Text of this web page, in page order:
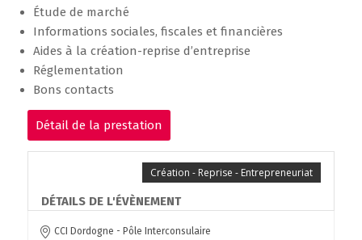
Étude de marché
Informations sociales, fiscales et financières
Aides à la création-reprise d’entreprise
Réglementation
Bons contacts
Détail de la prestation
Création - Reprise - Entrepreneuriat
DÉTAILS DE L'ÉVÈNEMENT
CCI Dordogne - Pôle Interconsulaire